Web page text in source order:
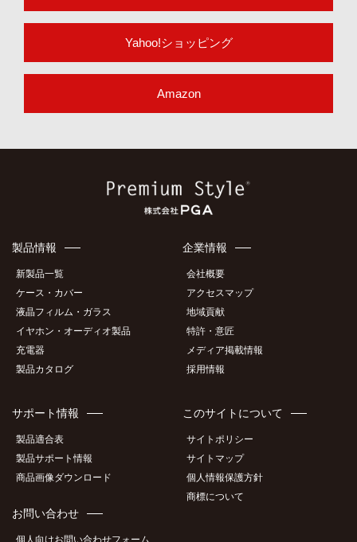
Yahoo!ショッピング
Amazon
製品情報
新製品一覧
ケース・カバー
液晶フィルム・ガラス
イヤホン・オーディオ製品
充電器
製品カタログ
企業情報
会社概要
アクセスマップ
地域貢献
特許・意匠
メディア掲載情報
採用情報
サポート情報
製品適合表
製品サポート情報
商品画像ダウンロード
お問い合わせ
個人向けお問い合わせフォーム
このサイトについて
サイトポリシー
サイトマップ
個人情報保護方針
商標について